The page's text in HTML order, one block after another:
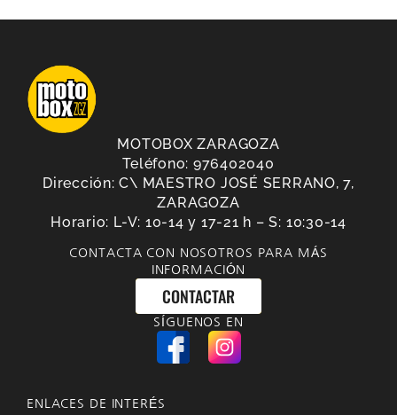
MOTOBOX ZARAGOZA
Teléfono: 976402040
Dirección: C\ MAESTRO JOSÉ SERRANO, 7,
ZARAGOZA
Horario: L-V: 10-14 y 17-21 h – S: 10:30-14
CONTACTA CON NOSOTROS PARA MÁS
INFORMACIÓN
CONTACTAR
SÍGUENOS EN
ENLACES DE INTERÉS